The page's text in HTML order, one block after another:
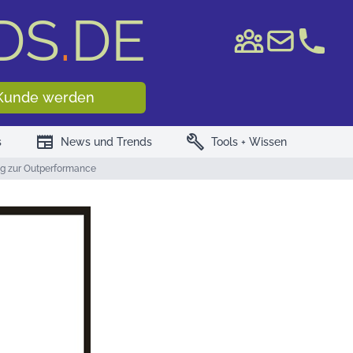
.DE
WKN/ISIN
werden
newspaper News und Trends build Tools + Wissen
zur Outperformance